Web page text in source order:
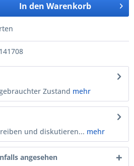
In den Warenkorb
Zustand mehr
und diskutieren... mehr
angesehen